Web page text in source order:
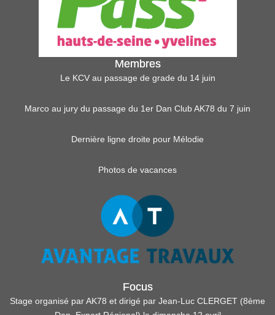
Membres
Le KCV au passage de grade du 14 juin
Marco au jury du passage du 1er Dan Club AK78 du 7 juin
Dernière ligne droite pour Mélodie
Photos de vacances
Focus
Stage organisé par AK78 et dirigé par Jean-Luc CLERGET (8ème